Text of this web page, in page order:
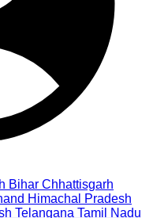
Bihar Chhattisgarh
Himachal Pradesh
Telangana Tamil Nadu